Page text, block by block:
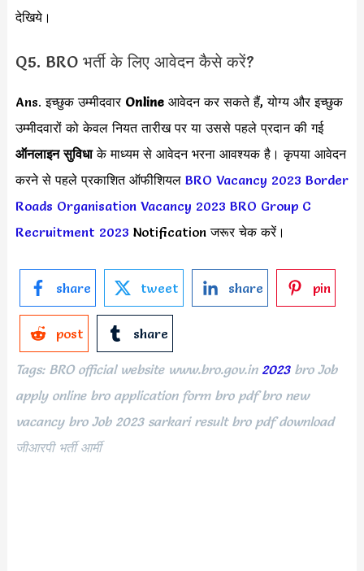
देखिये।
Q5. BRO भर्ती के लिए आवेदन कैसे करें?
Ans. इच्छुक उम्मीदवार Online आवेदन कर सकते हैं, योग्य और इच्छुक
उम्मीदवारों को केवल नियत तारीख पर या उससे पहले प्रदान की गई
ऑनलाइन सुविधाके माध्यम से आवेदन भरना आवश्यक है। कृपया आवेदन
करने से पहले प्रकाशित ऑफीशियल BRO Vacancy 2023 Border
Roads Organisation Vacancy 2023 BRO Group C
Recruitment 2023 Notification जरूर चेक करें।
share tweet share pin
post share
Tags: BRO official website www.bro.gov.in 2023bro Job
apply online bro application form bro pdf bro new
vacancy bro Job 2023 sarkari result bro pdf download
जीआरपी भर्ती आर्मी